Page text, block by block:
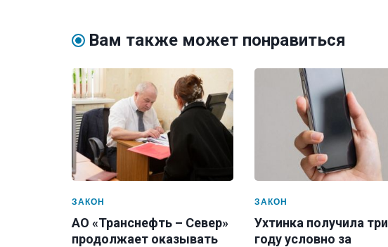
Вам также может понравиться
ЗАКОН
АО «Транснефть – Север»
продолжает оказывать
ЗАКОН
Ухтинка получила три
году условно за